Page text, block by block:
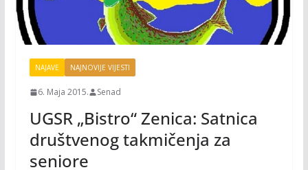
NAJAVE NAJNOVIJE VIJESTI
6. Maja 2015. Senad
UGSR „Bistro“ Zenica: Satnica
društvenog takmičenja za
seniore